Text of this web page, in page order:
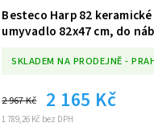
Besteco Harp 82
umyvadlo 82x47 cm, do
SKLADEM NA PRODEJNĚ -
1 789,26 Kč bez DPH
2 967 Kč 2 165 Kč